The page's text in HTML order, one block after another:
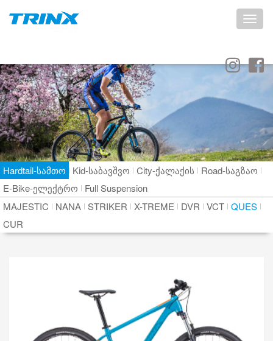
Toggle
Hardtail-სამთო Kid-საბავშვო City-ქალაქის
Road-საგზაო
E-Bike-ელექტრო
Full Suspension
MAJESTIC
NANA STRIKER X-TREME DVR VCT QUES
CUR